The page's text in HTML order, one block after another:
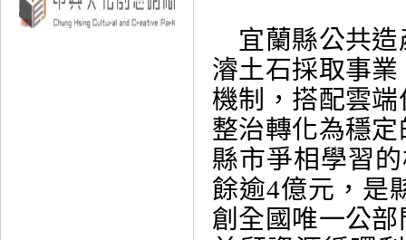
宜蘭縣公共造
濬土石採取事
機制，搭配雲
整治轉化為穩
縣市爭相學習
餘逾4億元，是
創全國唯一公